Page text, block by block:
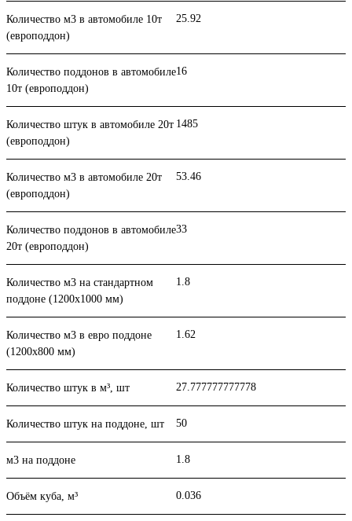
Количество м3 в автомобиле 10т
(европоддон)
25.92
Количество поддонов в автомобиле
10т (европоддон)
16
Количество штук в автомобиле 20т
(европоддон)
1485
Количество м3 в автомобиле 20т
(европоддон)
53.46
Количество поддонов в автомобиле
20т (европоддон)
33
Количество м3 на стандартном
поддоне (1200x1000 мм)
1.8
Количество м3 в евро поддоне
(1200x800 мм)
1.62
Количество штук в м³, шт 27.777777777778
Количество штук на поддоне, шт 50
м3 на поддоне 1.8
Объём куба, м³ 0.036